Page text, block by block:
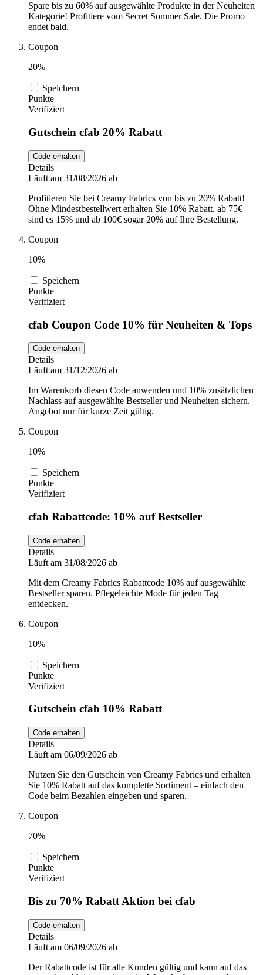
Spare bis zu 60% auf ausgewählte Produkte in der Neuheiten
Kategorie! Profitiere vom Secret Sommer Sale. Die Promo
endet bald.
Coupon
20%
Speichern
Punkte
Verifiziert
Gutschein cfab 20% Rabatt
Code erhalten
Details
Läuft am 31/08/2026 ab
Profitieren Sie bei Creamy Fabrics von bis zu 20% Rabatt!
Ohne Mindestbestellwert erhalten Sie 10% Rabatt, ab 75€
sind es 15% und ab 100€ sogar 20% auf Ihre Bestellung.
Coupon
10%
Speichern
Punkte
Verifiziert
cfab Coupon Code 10% für Neuheiten & Tops
Code erhalten
Details
Läuft am 31/12/2026 ab
Im Warenkorb diesen Code anwenden und 10% zusätzlichen
Nachlass auf ausgewählte Bestseller und Neuheiten sichern.
Angebot nur für kurze Zeit gültig.
Coupon
10%
Speichern
Punkte
Verifiziert
cfab Rabattcode: 10% auf Bestseller
Code erhalten
Details
Läuft am 31/08/2026 ab
Mit dem Creamy Fabrics Rabattcode 10% auf ausgewählte
Bestseller sparen. Pflegeleichte Mode für jeden Tag
entdecken.
Coupon
10%
Speichern
Punkte
Verifiziert
Gutschein cfab 10% Rabatt
Code erhalten
Details
Läuft am 06/09/2026 ab
Nutzen Sie den Gutschein von Creamy Fabrics und erhalten
Sie 10% Rabatt auf das komplette Sortiment – einfach den
Code beim Bezahlen eingeben und sparen.
Coupon
70%
Speichern
Punkte
Verifiziert
Bis zu 70% Rabatt Aktion bei cfab
Code erhalten
Details
Läuft am 06/09/2026 ab
Der Rabattcode ist für alle Kunden gültig und kann auf das